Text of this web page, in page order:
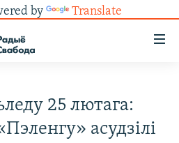
by Translate
25 лютага:
асудзілі